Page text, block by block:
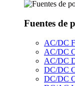
Fuentes de
AC/DC
AC/DC
AC/DC
DC/DC
DC/DC